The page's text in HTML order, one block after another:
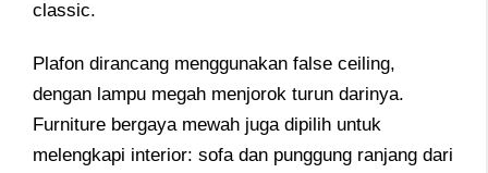
classic.
Plafon dirancang menggunakan false ceiling,
dengan lampu megah menjorok turun darinya.
Furniture bergaya mewah juga dipilih untuk
melengkapi interior: sofa dan punggung ranjang dari